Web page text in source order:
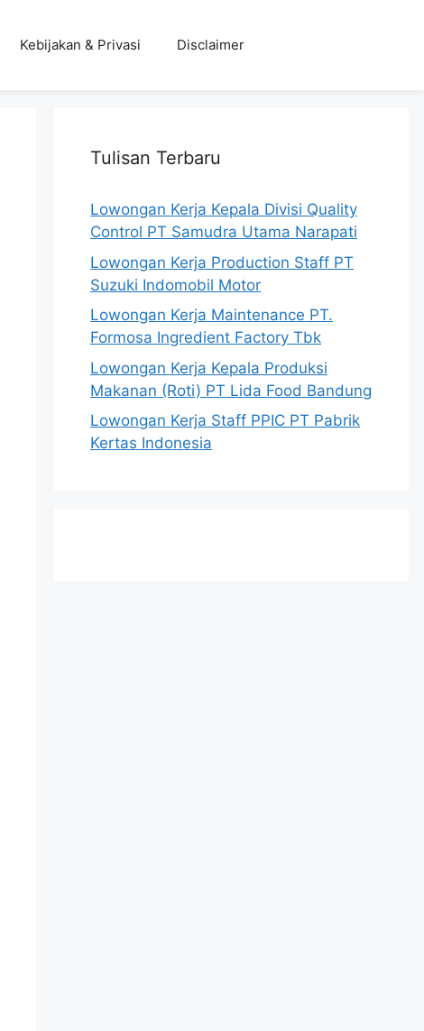
Kebijakan & Privasi Disclaimer
Tulisan Terbaru
Lowongan Kerja Kepala Divisi Quality
Control PT Samudra Utama Narapati
Lowongan Kerja Production Staff PT
Suzuki Indomobil Motor
Lowongan Kerja Maintenance PT.
Formosa Ingredient Factory Tbk
Lowongan Kerja Kepala Produksi
Makanan (Roti) PT Lida Food Bandung
Lowongan Kerja Staff PPIC PT Pabrik
Kertas Indonesia